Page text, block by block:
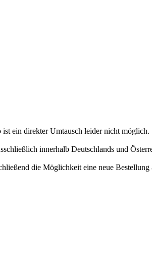
ein direkter Umtausch leider nicht möglich.
innerhalb Deutschlands und
die Möglichkeit eine neue Bestellung